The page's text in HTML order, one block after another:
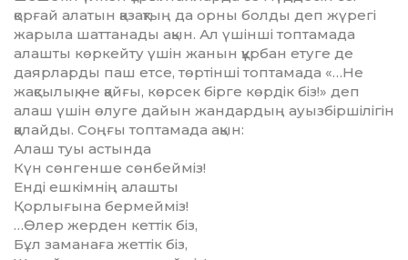
қорғай алатын қазақтың да орны болды деп жүрегі
жарыла шаттанады ақын. Ал үшінші топтамада
алашты көркейту үшін жанын құрбан етуге де
даярларды паш етсе, төртінші топтамада «…Не
жақсылық, не қайғы, көрсек бірге көрдік біз!» деп
алаш үшін өлуге дайын жандардың ауыз­біршілігін
қалайды. Соңғы топтамада ақын:
Алаш туы астында
Күн сөнгенше сөнбейміз!
Енді ешкімнің алашты
Қорлығына бермейміз!
…Өлер жерден кеттік біз,
Бұл заманаға жеттік біз,